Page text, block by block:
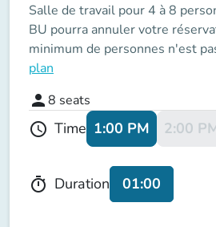
Salle de travail pour 4 à 8
BU pourra annuler votre
minimum de personnes n'est
plan
person8 seats
schedule Time 1:00 PM 2:00
timer Duration 01:00